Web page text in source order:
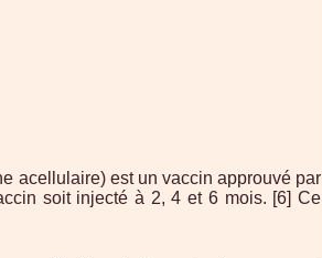
acellulaire) est un vaccin approuvé par
soit injecté à 2, 4 et 6 mois. [6] Ce